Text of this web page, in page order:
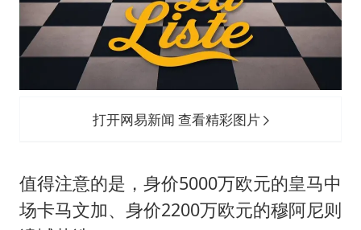
打开网易新闻 查看精彩图片
值得注意的是，身价5000万欧元的皇马中
场卡马文加、身价2200万欧元的穆阿尼则